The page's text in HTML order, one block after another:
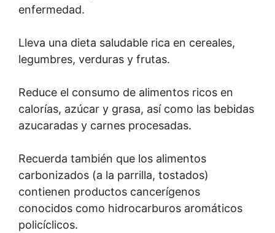
enfermedad.
Lleva una dieta saludable rica en cereales,
legumbres, verduras y frutas.
Reduce el consumo de alimentos ricos en
calorías, azúcar y grasa, así como las bebidas
azucaradas y carnes procesadas.
Recuerda también que los alimentos
carbonizados (a la parrilla, tostados)
contienen productos cancerígenos
conocidos como hidrocarburos aromáticos
policíclicos.